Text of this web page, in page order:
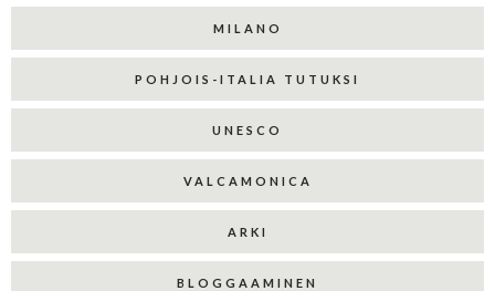
MILANO
POHJOIS-ITALIA TUTUKSI
UNESCO
VALCAMONICA
ARKI
BLOGGAAMINEN